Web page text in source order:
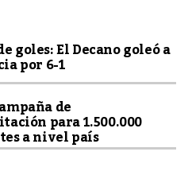
goles: El Decano goleó a
por 6-1
de
para 1.500.000
a nivel país